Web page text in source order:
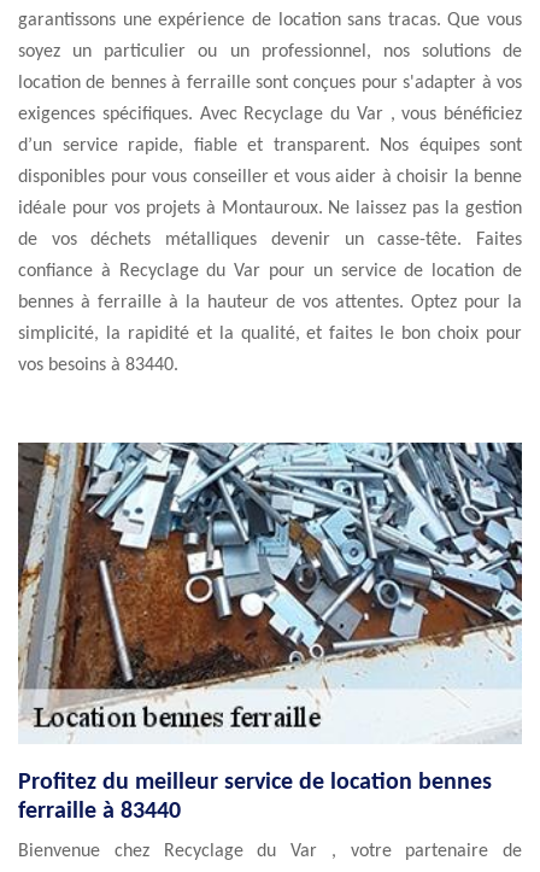
garantissons une expérience de location sans tracas. Que vous
soyez un particulier ou un professionnel, nos solutions de
location de bennes à ferraille sont conçues pour s'adapter à vos
exigences spécifiques. Avec Recyclage du Var , vous bénéficiez
d’un service rapide, fiable et transparent. Nos équipes sont
disponibles pour vous conseiller et vous aider à choisir la benne
idéale pour vos projets à Montauroux. Ne laissez pas la gestion
de vos déchets métalliques devenir un casse-tête. Faites
confiance à Recyclage du Var pour un service de location de
bennes à ferraille à la hauteur de vos attentes. Optez pour la
simplicité, la rapidité et la qualité, et faites le bon choix pour
vos besoins à 83440.
Profitez du meilleur service de location bennes
ferraille à 83440
Bienvenue chez Recyclage du Var , votre partenaire de